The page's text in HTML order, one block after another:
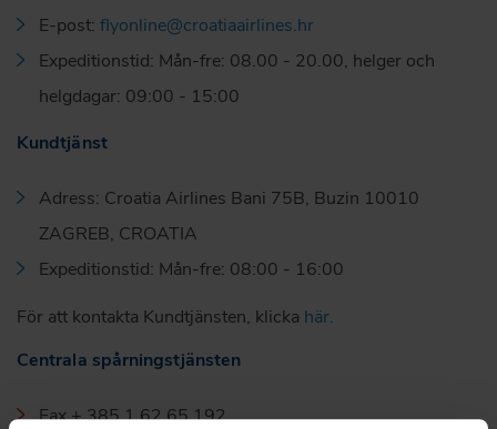
E-post: flyonline@croatiaairlines.hr
Expeditionstid: Mån-fre: 08.00 - 20.00, helger och
helgdagar: 09:00 - 15:00
Kundtjänst
Adress: Croatia Airlines Bani 75B, Buzin 10010
ZAGREB, CROATIA
Expeditionstid: Mån-fre: 08:00 - 16:00
För att kontakta Kundtjänsten, klicka här.
Centrala spårningstjänsten
Fax + 385 1 62 65 192